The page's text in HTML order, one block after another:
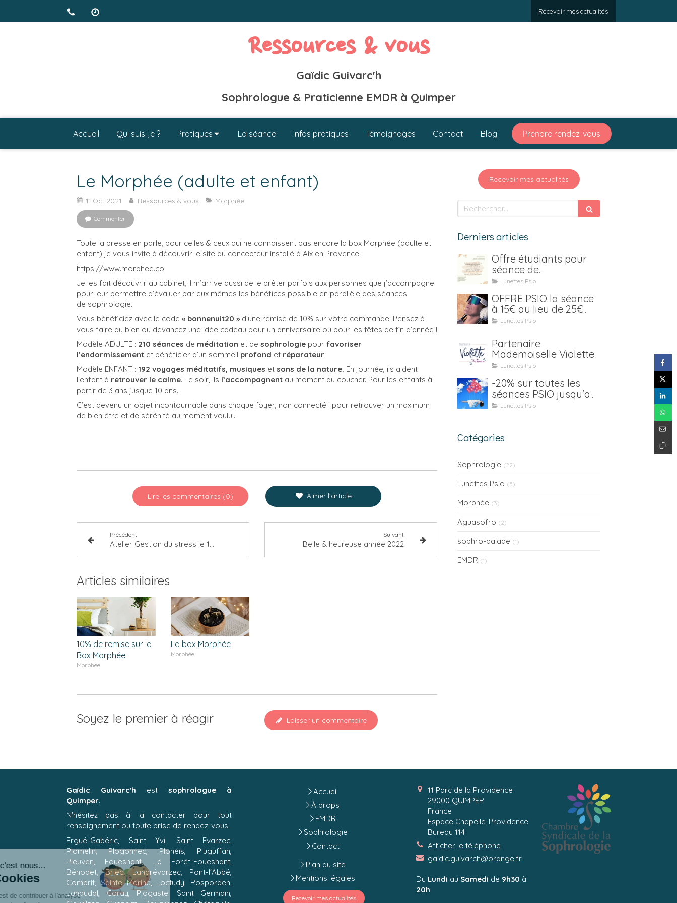
Recevoir mes actualités
Ressources & vous
Gaïdic Guivarc'h
Sophrologue & Praticienne EMDR à Quimper
Accueil Qui suis-je ? Pratiques La séance Infos pratiques Témoignages Contact Blog Prendre rendez-vous
Le Morphée (adulte et enfant)
11 Oct 2021 Ressources & vous Morphée
Commenter
Toute la presse en parle, pour celles & ceux qui ne connaissent pas encore la box Morphée (adulte et
enfant) je vous invite à découvrir le site du concepteur installé à Aix en Provence !
https://www.morphee.co
Je les fait découvrir au cabinet, il m’arrive aussi de le prêter parfois aux personnes que j’accompagne
pour leur permettre d’évaluer par eux mêmes les bénéfices possible en parallèle des séances
de sophrologie.
Vous bénéficiez avec le code « bonnenuit20 » d’une remise de 10% sur votre commande. Pensez à
vous faire du bien ou devancez une idée cadeau pour un anniversaire ou pour les fêtes de fin d’année !
Modèle ADULTE : 210 séances de méditation et de sophrologie pour favoriser
l’endormissement et bénéficier d’un sommeil profond et réparateur.
Modèle ENFANT : 192 voyages méditatifs, musiques et sons de la nature. En journée, ils aident
l’enfant à retrouver le calme. Le soir, ils l’accompagnent au moment du coucher. Pour les enfants à
partir de 3 ans jusque 10 ans.
C’est devenu un objet incontournable dans chaque foyer, non connecté ! pour retrouver un maximum
de bien être et de sérénité au moment voulu...
Lire les commentaires (0) Aimer l'article
Précédent
Atelier Gestion du stress le 18 septembre 2021 / Espace Chapelle-Providence Quimper
Suivant
Belle & heureuse année 2022
Articles similaires
10% de remise sur la
Box Morphée
Morphée
La box Morphée
Morphée
Soyez le premier à réagir Laisser un commentaire
Recevoir mes actualités
Rechercher
Derniers articles
Offre étudiants pour
séance de
luminothérapie Psio
Lunettes Psio
OFFRE PSIO la séance
à 15€ au lieu de 25€
jusqu'au 15 janvier 2021
Lunettes Psio
Partenaire
Mademoiselle Violette
Lunettes Psio
-20% sur toutes les
séances PSIO jusqu'au
31 juillet (location y
Lunettes Psio
Catégories
Sophrologie (22)
Lunettes Psio (5)
Morphée (3)
Aguasofro (2)
sophro-balade (1)
EMDR (1)
Gaïdic Guivarc'h est sophrologue à
Quimper.
N'hésitez pas à la contacter pour tout
renseignement ou toute prise de rendez-vous.
Ergué-Gabéric, Saint Yvi, Saint Evarzec,
Plomelin, Plogonnec, Plonéis, Pluguffan,
Pleuven, Fouesnant, La Forêt-Fouesnant,
Bénodet, Briec, Landrévarzec, Pont-l'Abbé,
Combrit, Sainte Marine, Loctudy, Rosporden,
Landudal, Coray, Plogastel Saint Germain,
Accueil
À props
EMDR
Sophrologie
Contact
Plan du site
Mentions légales
Recevoir mes actualités
11 Parc de la Providence
29000 QUIMPER
France
Espace Chapelle-Providence
Bureau 114
Afficher le téléphone
gaidic.guivarch@orange.fr
Du Lundi au Samedi de 9h30 à
20h
Continuer sans accepter
Bonjour c'est nous...
Les Cookies
Notre rôle est de contribuer à l'analyse